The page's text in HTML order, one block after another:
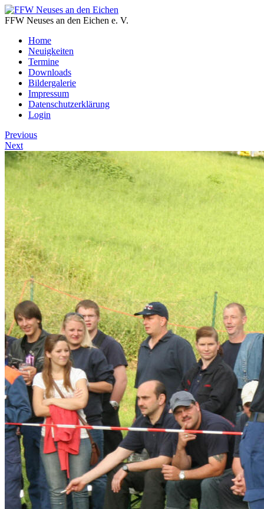
FFW Neuses an den Eichen e. V.
Home
Neuigkeiten
Termine
Downloads
Bildergalerie
Impressum
Datenschutzerklärung
Login
Previous
Next